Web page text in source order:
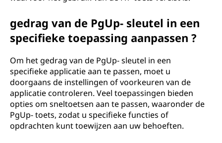
gedrag van de PgUp- sleutel in een
specifieke toepassing aanpassen ?
Om het gedrag van de PgUp- sleutel in een
specifieke applicatie aan te passen, moet u
doorgaans de instellingen of voorkeuren van de
applicatie controleren. Veel toepassingen bieden
opties om sneltoetsen aan te passen, waaronder de
PgUp- toets, zodat u specifieke functies of
opdrachten kunt toewijzen aan uw behoeften.